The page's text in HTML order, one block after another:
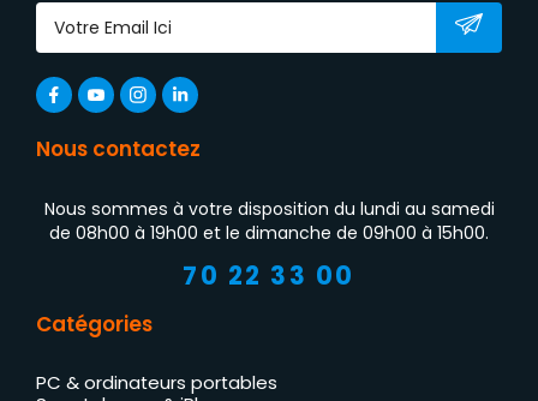
Nous contactez
Nous sommes à votre disposition du lundi au samedi
de 08h00 à 19h00 et le dimanche de 09h00 à 15h00.
70 22 33 00
Catégories
PC & ordinateurs portables